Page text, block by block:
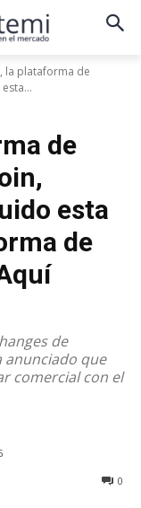
la plataforma de
de
esta
de
de
anunciado que
comercial con el
0